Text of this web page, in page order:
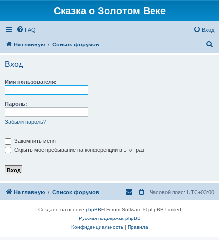
Сказка о Золотом Веке
FAQ Вход
На главную Список форумов
Вход
Имя пользователя:
Пароль:
Забыли пароль?
Запомнить меня
Скрыть моё пребывание на конференции в этот раз
На главную Список форумов Часовой пояс: UTC+03:00
Создано на основе phpBB® Forum Software © phpBB Limited
Русская поддержка phpBB
Конфиденциальность| Правила